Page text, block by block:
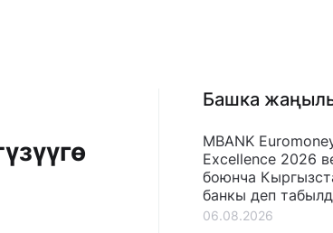
Башка
MBANK
Excellence 2026
боюнча
банкы деп
06.08.2026